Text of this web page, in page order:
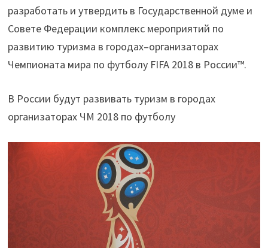
разработать и утвердить в Государственной думе и
Совете Федерации комплекс мероприятий по
развитию туризма в городах–организаторах
Чемпионата мира по футболу FIFA 2018 в России™.
В России будут развивать туризм в городах
организаторах ЧМ 2018 по футболу